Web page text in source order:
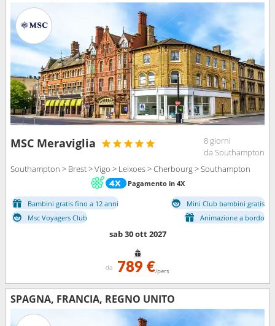
MSC Meraviglia
8 giorni
da Southampton
Southampton > Brest > Vigo > Leixoes > Cherbourg > Southampton
Pagamento in 4X
Bambini gratis fino a 12 anni
Mini Club bambini gratis
Msc Voyagers Club
Animazione a bordo
sab 30 ott 2027
da 789 €/pers
SPAGNA, FRANCIA, REGNO UNITO